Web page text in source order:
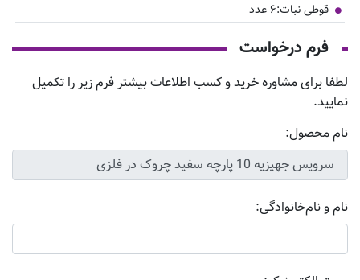
قوطی نبات:۶ عدد
فرم درخواست
لطفا برای مشاوره خرید و کسب اطلاعات بیشتر فرم زیر را تکمیل
نمایید.
نام محصول:
نام و نام‌خانوادگی: